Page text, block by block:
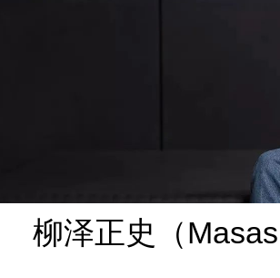
柳泽正史（